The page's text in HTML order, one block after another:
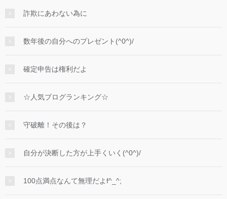
詐欺にあわない為に
数年後の自分へのプレゼント(^0^)/
確定申告は権利だよ
☆人気ブログランキング☆
守破離！その後は？
自分が決断した方が上手くいく(^0^)/
100点満点なんて無理だよf^_^;